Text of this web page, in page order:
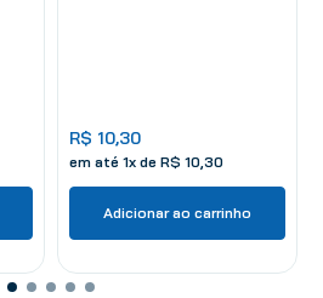
R$ 10,30
em até 1x de R$ 10 30
Adicionar ao carrinho